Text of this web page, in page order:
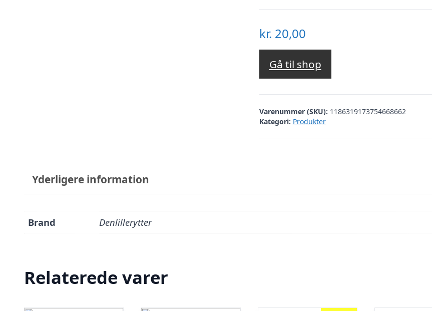
kr. 20,00
Gå til shop
Varenummer (SKU): 1186319173754668662
Kategori: Produkter
Yderligere information
Brand Denlillerytter
Relaterede varer